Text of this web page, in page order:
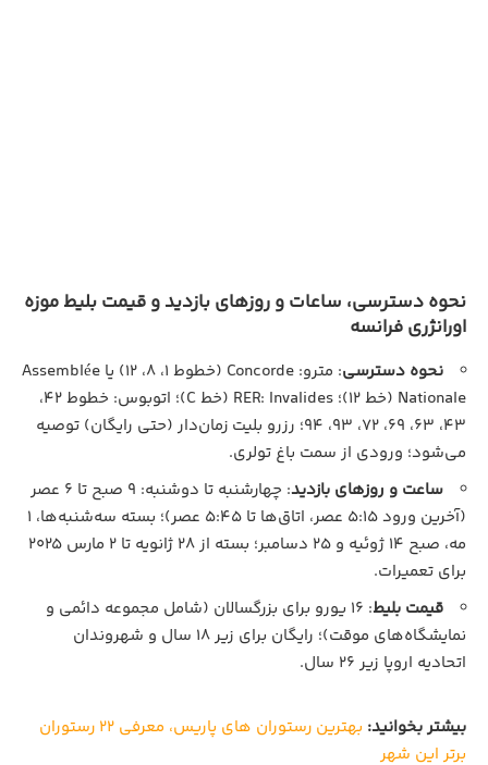
نحوه دسترسی، ساعات و روزهای بازدید و قیمت بلیط موزه
اورانژری فرانسه
نحوه دسترسی
: مترو: Concorde (خطوط ۱، ۸، ۱۲) یا Assemblée
Nationale (خط ۱۲)؛ RER: Invalides (خط C)؛ اتوبوس: خطوط ۴۲،
۴۳، ۶۳، ۶۹، ۷۲، ۹۳، ۹۴؛ رزرو بلیت زمان‌دار (حتی رایگان) توصیه
می‌شود؛ ورودی از سمت باغ تولری.
ساعت و روزهای بازدید
: چهارشنبه تا دوشنبه: ۹ صبح تا ۶ عصر
(آخرین ورود ۵:۱۵ عصر، اتاق‌ها تا ۵:۴۵ عصر)؛ بسته سه‌شنبه‌ها، ۱
مه، صبح ۱۴ ژوئیه و ۲۵ دسامبر؛ بسته از ۲۸ ژانویه تا ۲ مارس ۲۰۲۵
برای تعمیرات.
قیمت بلیط
: ۱۶ یورو برای بزرگسالان (شامل مجموعه دائمی و
نمایشگاه‌های موقت)؛ رایگان برای زیر ۱۸ سال و شهروندان
اتحادیه اروپا زیر ۲۶ سال.
بیشتر بخوانید:
بهترین رستوران های پاریس، معرفی 22 رستوران
برتر این شهر